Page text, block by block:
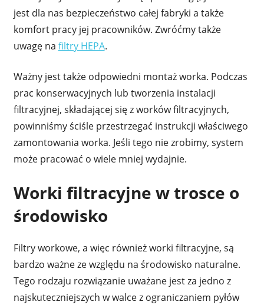
jest dla nas bezpieczeństwo całej fabryki a także
komfort pracy jej pracowników. Zwróćmy także
uwagę na filtry HEPA.
Ważny jest także odpowiedni montaż worka. Podczas
prac konserwacyjnych lub tworzenia instalacji
filtracyjnej, składającej się z worków filtracyjnych,
powinniśmy ściśle przestrzegać instrukcji właściwego
zamontowania worka. Jeśli tego nie zrobimy, system
może pracować o wiele mniej wydajnie.
Worki filtracyjne w trosce o
środowisko
Filtry workowe, a więc również worki filtracyjne, są
bardzo ważne ze względu na środowisko naturalne.
Tego rodzaju rozwiązanie uważane jest za jedno z
najskuteczniejszych w walce z ograniczaniem pyłów